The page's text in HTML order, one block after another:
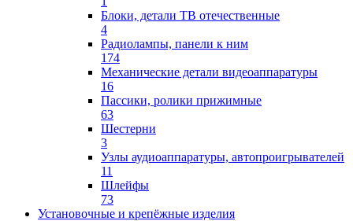
Блоки, детали ТВ отечественные
4
Радиолампы, панели к ним
174
Механические детали видеоаппаратуры
16
Пассики, ролики прижимные
63
Шестерни
3
Узлы аудиоаппаратуры, автопроигрывателей
11
Шлейфы
73
Установочные и крепёжные изделия